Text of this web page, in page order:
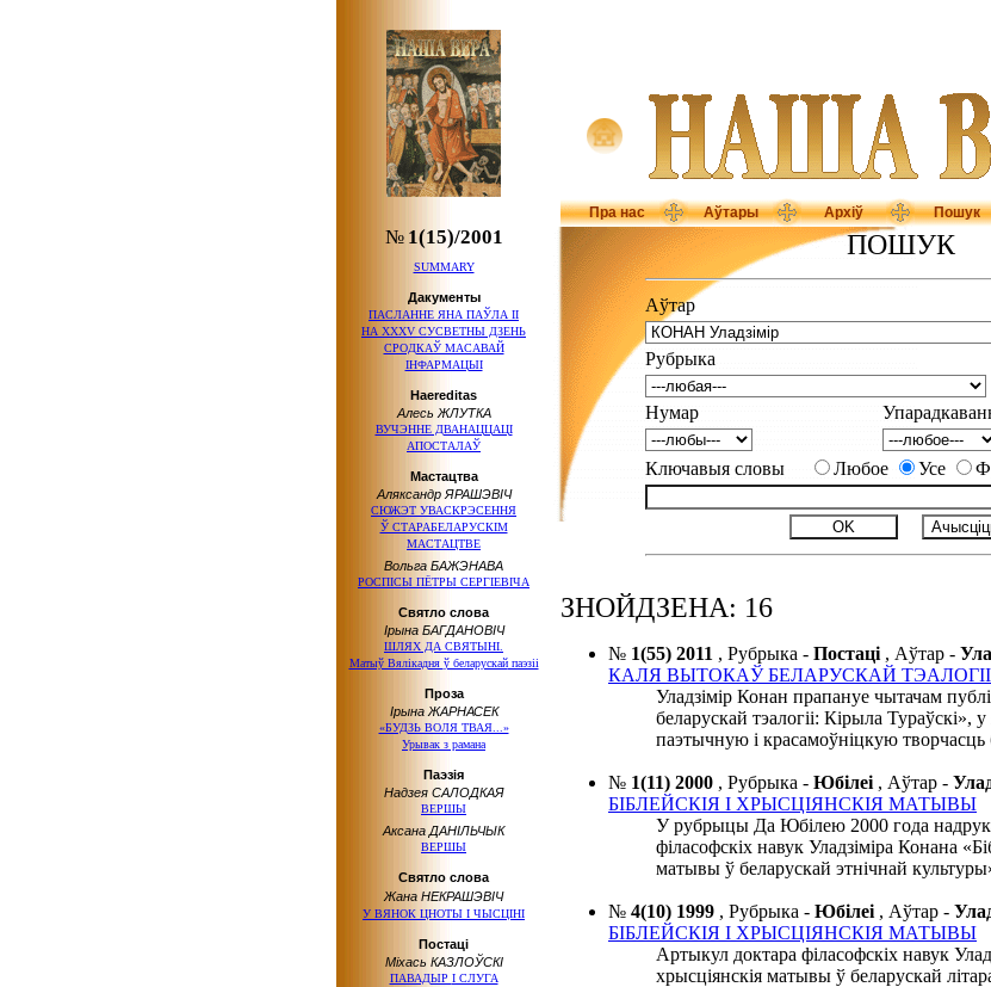
Пра нас Аўтары Архіў Пошук
№ 1(15)/2001
SUMMARY
Дакументы
ПАСЛАННЕ ЯНА ПАЎЛА ІІ
НА ХХХV СУСВЕТНЫ ДЗЕНЬ
СРОДКАЎ МАСАВАЙ
ІНФАРМАЦЫІ
Haereditas
Алесь ЖЛУТКА
ВУЧЭННЕ ДВАНАЦЦАЦІ
АПОСТАЛАЎ
Мастацтва
Аляксандр ЯРАШЭВІЧ
СЮЖЭТ УВАСКРЭСЕННЯ
Ў СТАРАБЕЛАРУСКІМ
МАСТАЦТВЕ
Вольга БАЖЭНАВА
РОСПІСЫ ПЁТРЫ СЕРГІЕВІЧА
Святло слова
Ірына БАГДАНОВІЧ
ШЛЯХ ДА СВЯТЫНІ.
Матыў Вялікадня ў беларускайпаэзіі
Проза
Ірына ЖАРНАСЕК
«БУДЗЬ ВОЛЯ ТВАЯ...»
Урывак з рамана
Паэзія
Надзея САЛОДКАЯ
ВЕРШЫ
Аксана ДАНІЛЬЧЫК
ВЕРШЫ
Святло слова
Жана НЕКРАШЭВІЧ
У ВЯНОК ЦНОТЫ І ЧЫСЦІНІ
Постаці
Міхась КАЗЛОЎСКІ
ПАВАДЫР І СЛУГА
ПОШУК
Аўтар
Рубрыка
Нумар
Ключавыя словы Любое Усе
ЗНОЙДЗЕНА: 16
№ 1(55) 2011 , Рубрыка - Постаці , Аўтар -
КАЛЯ ВЫТОКАЎ БЕЛАРУСКАЙ
Уладзімір Конан прапануе чытачам
беларускай тэалогіі: Кірыла Тураўскі»,
паэтычную і красамоўніцкую творчасць
№ 1(11) 2000 , Рубрыка - Юбілеі , Аўтар -
БІБЛЕЙСКІЯ І ХРЫСЦІЯНСКІЯ МАТЫВЫ
У рубрыцы Да Юбілею 2000 года
філасофскіх навук Уладзіміра Конана
матывы ў беларускай этнічнай
№ 4(10) 1999 , Рубрыка - Юбілеі , Аўтар -
БІБЛЕЙСКІЯ І ХРЫСЦІЯНСКІЯ МАТЫВЫ
Артыкул доктара філасофскіх навук
хрысціянскія матывы ў беларускай